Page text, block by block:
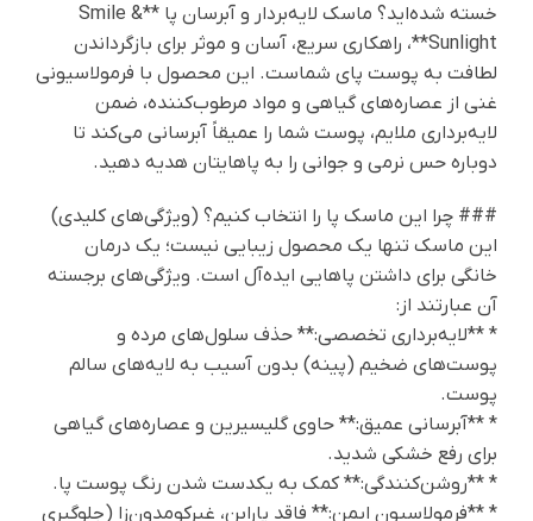
خسته شده‌اید؟ ماسک لایه‌بردار و آبرسان پا **Smile &
Sunlight**، راهکاری سریع، آسان و موثر برای بازگرداندن
لطافت به پوست پای شماست. این محصول با فرمولاسیونی
غنی از عصاره‌های گیاهی و مواد مرطوب‌کننده، ضمن
لایه‌برداری ملایم، پوست شما را عمیقاً آبرسانی می‌کند تا
دوباره حس نرمی و جوانی را به پاهایتان هدیه دهید.
### چرا این ماسک پا را انتخاب کنیم؟ (ویژگی‌های کلیدی)
این ماسک تنها یک محصول زیبایی نیست؛ یک درمان
خانگی برای داشتن پاهایی ایده‌آل است. ویژگی‌های برجسته
آن عبارتند از:
* **لایه‌برداری تخصصی:** حذف سلول‌های مرده و
پوست‌های ضخیم (پینه) بدون آسیب به لایه‌های سالم
پوست.
* **آبرسانی عمیق:** حاوی گلیسیرین و عصاره‌های گیاهی
برای رفع خشکی شدید.
* **روشن‌کنندگی:** کمک به یکدست شدن رنگ پوست پا.
* **فرمولاسیون ایمن:** فاقد پارابن، غیرکومدون‌زا (جلوگیری